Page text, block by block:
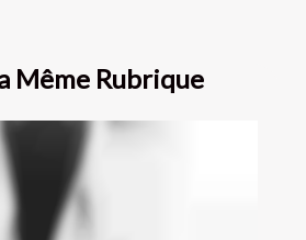
Même Rubrique